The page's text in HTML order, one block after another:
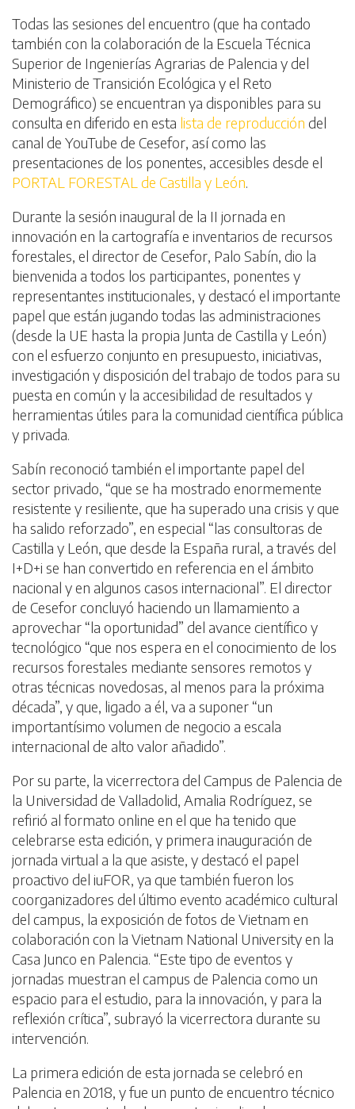
Todas las sesiones del encuentro (que ha contado
también con la colaboración de la Escuela Técnica
Superior de Ingenierías Agrarias de Palencia y del
Ministerio de Transición Ecológica y el Reto
Demográfico) se encuentran ya disponibles para su
consulta en diferido en esta lista de reproducción del
canal de YouTube de Cesefor, así como las
presentaciones de los ponentes, accesibles desde el
PORTAL FORESTAL de Castilla y León.
Durante la sesión inaugural de la II jornada en
innovación en la cartografía e inventarios de recursos
forestales, el director de Cesefor, Palo Sabín, dio la
bienvenida a todos los participantes, ponentes y
representantes institucionales, y destacó el importante
papel que están jugando todas las administraciones
(desde la UE hasta la propia Junta de Castilla y León)
con el esfuerzo conjunto en presupuesto, iniciativas,
investigación y disposición del trabajo de todos para su
puesta en común y la accesibilidad de resultados y
herramientas útiles para la comunidad científica pública
y privada.
Sabín reconoció también el importante papel del
sector privado, “que se ha mostrado enormemente
resistente y resiliente, que ha superado una crisis y que
ha salido reforzado”, en especial “las consultoras de
Castilla y León, que desde la España rural, a través del
I+D+i se han convertido en referencia en el ámbito
nacional y en algunos casos internacional”. El director
de Cesefor concluyó haciendo un llamamiento a
aprovechar “la oportunidad” del avance científico y
tecnológico “que nos espera en el conocimiento de los
recursos forestales mediante sensores remotos y
otras técnicas novedosas, al menos para la próxima
década”, y que, ligado a él, va a suponer “un
importantísimo volumen de negocio a escala
internacional de alto valor añadido”.
Por su parte, la vicerrectora del Campus de Palencia de
la Universidad de Valladolid, Amalia Rodríguez, se
refirió al formato online en el que ha tenido que
celebrarse esta edición, y primera inauguración de
jornada virtual a la que asiste, y destacó el papel
proactivo del iuFOR, ya que también fueron los
coorganizadores del último evento académico cultural
del campus, la exposición de fotos de Vietnam en
colaboración con la Vietnam National University en la
Casa Junco en Palencia. “Este tipo de eventos y
jornadas muestran el campus de Palencia como un
espacio para el estudio, para la innovación, y para la
reflexión crítica”, subrayó la vicerrectora durante su
intervención.
La primera edición de esta jornada se celebró en
Palencia en 2018, y fue un punto de encuentro técnico